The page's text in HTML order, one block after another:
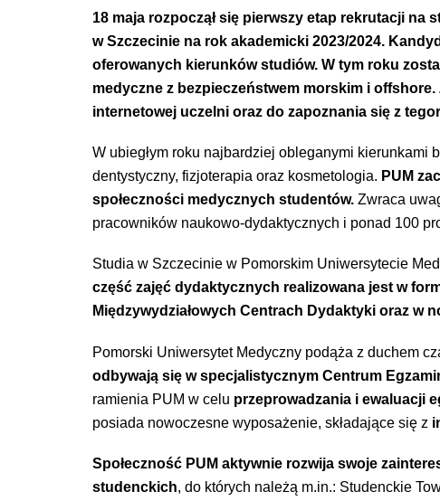
18 maja rozpoczął się pierwszy etap rekrutacji na
w Szczecinie na rok akademicki 2023/2024.
oferowanych kierunków studiów. W tym roku
medyczne z bezpieczeństwem morskim i
internetowej uczelni oraz do zapoznania się z
W ubiegłym roku najbardziej obleganymi kierunkami
dentystyczny, fizjoterapia oraz kosmetologia. PUM
społeczności medycznych studentów.Zwraca
pracowników naukowo-dydaktycznych i ponad 100
Studia w Szczeciniew Pomorskim Uniwersytecie
część zajęć dydaktycznych realizowana jest w
Międzywydziałowych Centrach Dydaktyki oraz w
Pomorski Uniwersytet Medyczny podąża z duchem
odbywają się w specjalistycznym Centrum
ramienia PUM w celu przeprowadzania i ewaluacji
posiada nowoczesne wyposażenie, składające się z
Społeczność PUM aktywnie rozwija swoje
studenckich, do których należą m.in.: Studenckie